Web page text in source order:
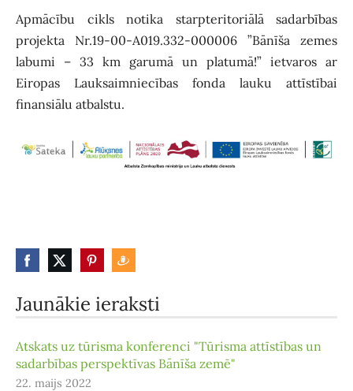
Jaunākie ieraksti
Atskats uz tūrisma konferenci "Tūrisma attīstības un
sadarbības perspektīvas Bānīša zemē"
22. maijs 2022
Apmācību cikls notika starpteritoriālā sadarbības
projekta Nr.19-00-A019.332-000006 ”Bānīša zemes
labumi – 33 km garumā un platumā!” ietvaros ar
Eiropas Lauksaimniecības fonda lauku attīstībai
finansiālu atbalstu.